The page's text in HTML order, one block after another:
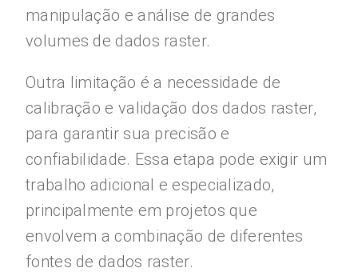
manipulação e análise de grandes
volumes de dados raster.
Outra limitação é a necessidade de
calibração e validação dos dados raster,
para garantir sua precisão e
confiabilidade. Essa etapa pode exigir um
trabalho adicional e especializado,
principalmente em projetos que
envolvem a combinação de diferentes
fontes de dados raster.